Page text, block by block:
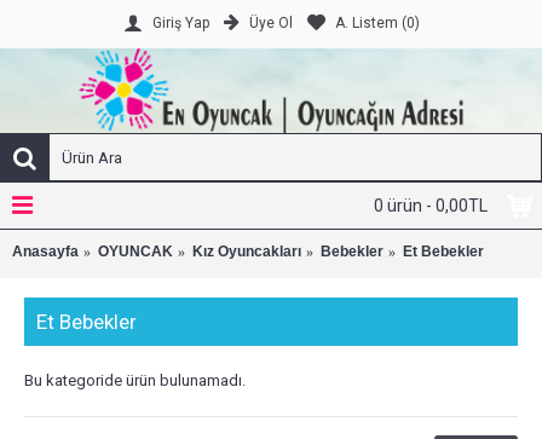
Giriş Yap Üye Ol A. Listem (0)
0 ürün - 0,00TL
Anasayfa OYUNCAK Kız Oyuncakları Bebekler Et Bebekler
Et Bebekler
Bu kategoride ürün bulunamadı.